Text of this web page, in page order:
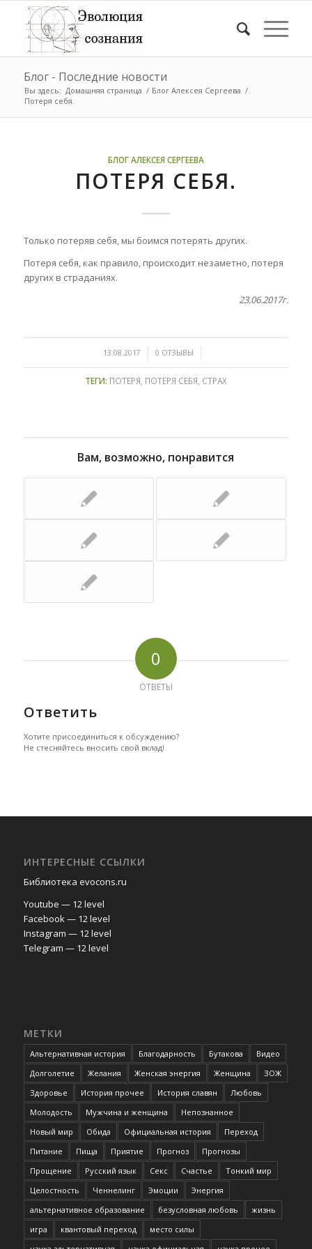
Блог - Последние новости
Вы здесь: Домашняя страница / Блог Алексея Сергеева /
Потеря себя.
БЛОГ АЛЕКСЕЯ СЕРГЕЕВА
ПОТЕРЯ СЕБЯ.
Только потеряв себя, мы боимся потерять других.
Потеря себя, как правило, происходит незаметно, потеря
других в страданиях.
23.06.2017г.
13.08.2017
/ 0 ОТЗЫВЫ
/
ТЕГИ: ПОТЕРЯ ПОТЕРЯ СЕБЯ СТРАХ
Вам, возможно, понравится
0
ОТВЕТЫ
Ответить
Хотите присоединиться к обсуждению?
Не стесняйтесь вносить свой вклад!
ИНТЕРЕСНЫЕ ССЫЛКИ
Библиотека evocons.ru
Youtube — 12 level
Facebook — 12 level
Instagram — 12 level
Telegram — 12 level
МЕТКИ
Альтернативная история Благодарность Бутакова
Видео
Долголетие
Желания Женская энергия Женщина
ЗОЖ
Здоровье
История прочее История славян
Любовь
Молодость
Мужчина и женщина
Непознанное
Новый мир
Обида Официальная история
Переход
Питание
Пища Приятие Прогноз
Прогнозы
Прощение
Русский язык Секс Счастье
Тонкий мир
Целостность
Ченнелинг Эмоции
Энергия
альтернативное образование
безусловная любовь
жизнь
игра
квантовый переход
место силы